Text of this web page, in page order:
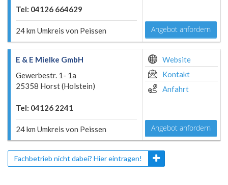
Tel: 04126 664629
24 km Umkreis von Peissen Angebot anfordern
E & E Mielke GmbH
Gewerbestr. 1- 1a
25358 Horst (Holstein)
Tel: 04126 2241
24 km Umkreis von Peissen
Website
Kontakt
Anfahrt
Angebot anfordern
Fachbetrieb nicht dabei? Hier eintragen!